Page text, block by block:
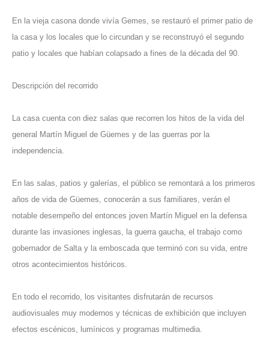
En la vieja casona donde vivía Gemes, se restauró el primer patio de
la casa y los locales que lo circundan y se reconstruyó el segundo
patio y locales que habían colapsado a fines de la década del 90.
Descripción del recorrido
La casa cuenta con diez salas que recorren los hitos de la vida del
general Martín Miguel de Güemes y de las guerras por la
independencia.
En las salas, patios y galerías, el público se remontará a los primeros
años de vida de Güemes, conocerán a sus familiares, verán el
notable desempeño del entonces joven Martín Miguel en la defensa
durante las invasiones inglesas, la guerra gaucha, el trabajo como
gobernador de Salta y la emboscada que terminó con su vida, entre
otros acontecimientos históricos.
En todo el recorrido, los visitantes disfrutarán de recursos
audiovisuales muy modernos y técnicas de exhibición que incluyen
efectos escénicos, lumínicos y programas multimedia.